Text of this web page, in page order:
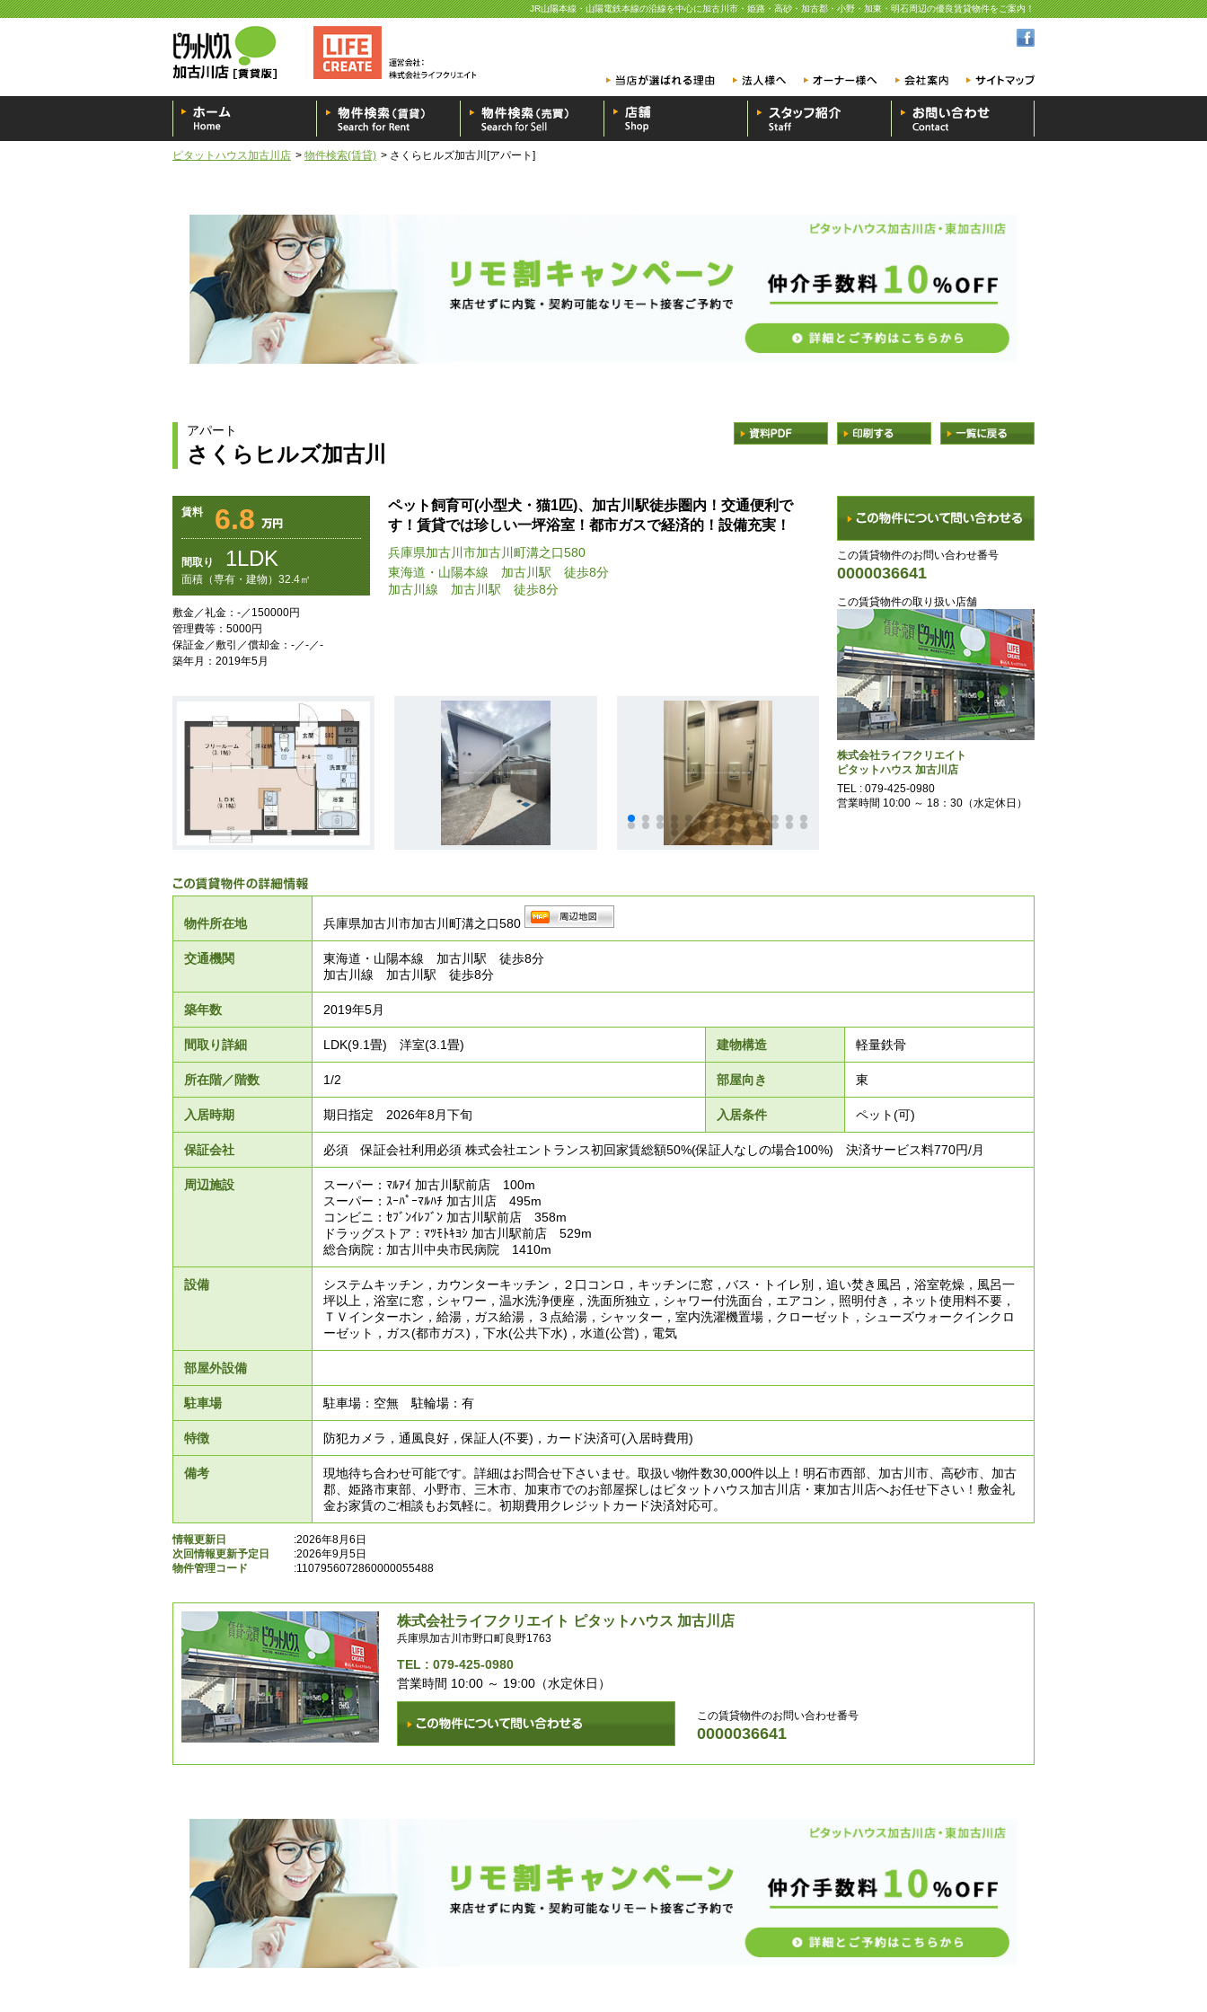
JR山陽本線・山陽電鉄本線の沿線を中心に加古川市・姫路・高砂・加古郡・小野・加東・明石周辺の優良賃貸物件をご案内！
ピタットハウス加古川店 物件検索(賃貸) さくらヒルズ加古川[アパート]
アパート
さくらヒルズ加古川
賃料 6.8
間取り 1LDK
面積（専有・建物）32.4㎡
敷金／礼金：-／150000円
管理費等：5000円
保証金／敷引／償却金：-／-／-
築年月：2019年5月
ペット飼育可(小型犬・猫1匹)、加古川駅徒歩圏内！交通便利で
す！賃貸では珍しい一坪浴室！都市ガスで経済的！設備充実！
兵庫県加古川市加古川町溝之口580
東海道・山陽本線 加古川駅 徒歩8分
加古川線 加古川駅 徒歩8分
この賃貸物件のお問い合わせ番号
0000036641
この賃貸物件の取り扱い店舗
株式会社ライフクリエイト
ピタットハウス 加古川店
TEL : 079-425-0980
営業時間 10:00 ～ 18：30（水定休日）
物件所在地 兵庫県加古川市加古川町溝之口580
交通機関
東海道・山陽本線 加古川駅 徒歩8分
加古川線 加古川駅 徒歩8分
築年数 2019年5月
間取り詳細 LDK(9.1畳) 洋室(3.1畳) 建物構造 軽量鉄骨
所在階／階数 1/2 部屋向き 東
入居時期 期日指定 2026年8月下旬 入居条件 ペット(可)
保証会社 必須 保証会社利用必須 株式会社エントランス初回家賃総額50%(保証人なしの場合100%) 決済サービス料770円/月
周辺施設
スーパー：ﾏﾙｱｲ 加古川駅前店 100m
スーパー：ｽｰﾊﾟｰﾏﾙﾊﾁ 加古川店 495m
コンビニ：ｾﾌﾞﾝｲﾚﾌﾞﾝ 加古川駅前店 358m
ドラッグストア：ﾏﾂﾓﾄｷﾖｼ 加古川駅前店 529m
総合病院：加古川中央市民病院 1410m
設備
システムキッチン，カウンターキッチン，２口コンロ，キッチンに窓，バス・トイレ別，追い焚き風呂，浴室乾燥，風呂一
坪以上，浴室に窓，シャワー，温水洗浄便座，洗面所独立，シャワー付洗面台，エアコン，照明付き，ネット使用料不要，
ＴＶインターホン，給湯，ガス給湯，３点給湯，シャッター，室内洗濯機置場，クローゼット，シューズウォークインクロ
ーゼット，ガス(都市ガス)，下水(公共下水)，水道(公営)，電気
部屋外設備
駐車場 駐車場：空無 駐輪場：有
特徴 防犯カメラ，通風良好，保証人(不要)，カード決済可(入居時費用)
備考
現地待ち合わせ可能です。詳細はお問合せ下さいませ。取扱い物件数30,000件以上！明石市西部、加古川市、高砂市、加古
郡、姫路市東部、小野市、三木市、加東市でのお部屋探しはピタットハウス加古川店・東加古川店へお任せ下さい！敷金礼
金お家賃のご相談もお気軽に。初期費用クレジットカード決済対応可。
情報更新日
:2026年8月6日
次回情報更新予定日
:2026年9月5日
物件管理コード
:1107956072860000055488
株式会社ライフクリエイト ピタットハウス 加古川店
兵庫県加古川市野口町良野1763
TEL : 079-425-0980
営業時間 10:00 ～ 19:00（水定休日）
この賃貸物件のお問い合わせ番号
0000036641